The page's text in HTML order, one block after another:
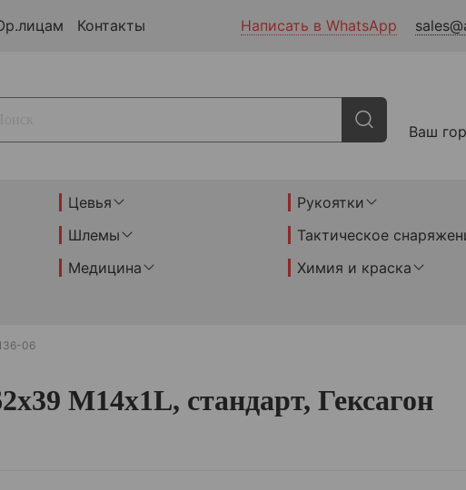
Контакты Написать в WhatsApp
Ваш
Цевья Рукоятки
Шлемы Тактическое
Медицина Химия и краска
06
М14х1L, стандарт, Гексагон